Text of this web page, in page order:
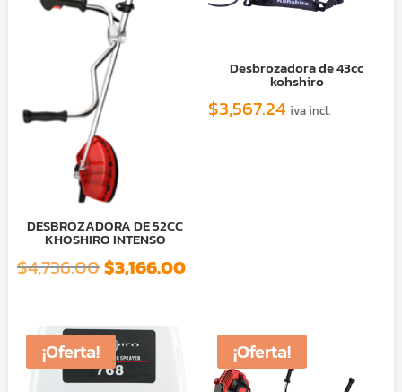
DESBROZADORA DE 52CC
KHOSHIRO INTENSO
$4,736.00El
original
era:
$4,736.00.
$3,166.00El
$3,166.00.
Desbrozadora de 43cc
kohshiro
$3,567.24 iva incl.
¡Oferta! ¡Oferta!